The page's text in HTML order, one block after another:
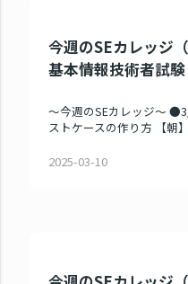
今週のSEカレッジ
基本情報技術者試験
～今週のSEカレッジ～
ストケースの作り方 【朝
2025-03-10